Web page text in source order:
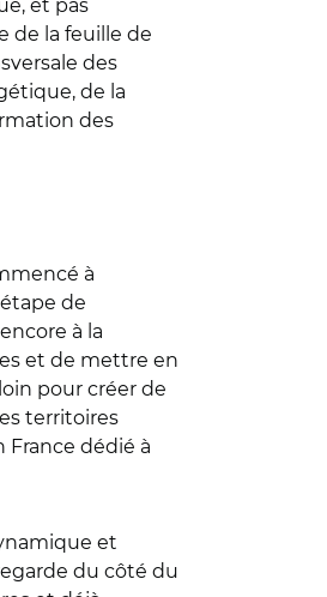
et pas
de la feuille de
des
de la
des
à
de
à la
et de mettre en
pour créer de
territoires
France dédié à
et
du côté du